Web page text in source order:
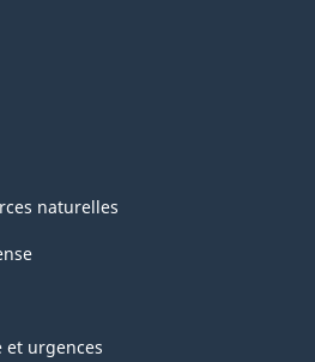
naturelles
et urgences